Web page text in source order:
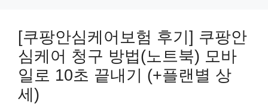
[쿠팡안심케어보험 후기] 쿠팡안
심케어 청구 방법(노트북) 모바
일로 10초 끝내기 (+플랜별 상
세)